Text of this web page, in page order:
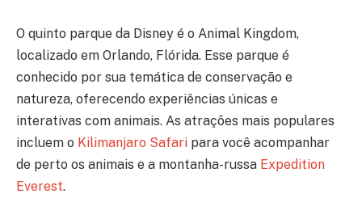
O quinto parque da Disney é o Animal Kingdom,
localizado em Orlando, Flórida. Esse parque é
conhecido por sua temática de conservação e
natureza, oferecendo experiências únicas e
interativas com animais. As atrações mais populares
incluem o Kilimanjaro Safari para você acompanhar
de perto os animais e a montanha-russa Expedition
Everest.